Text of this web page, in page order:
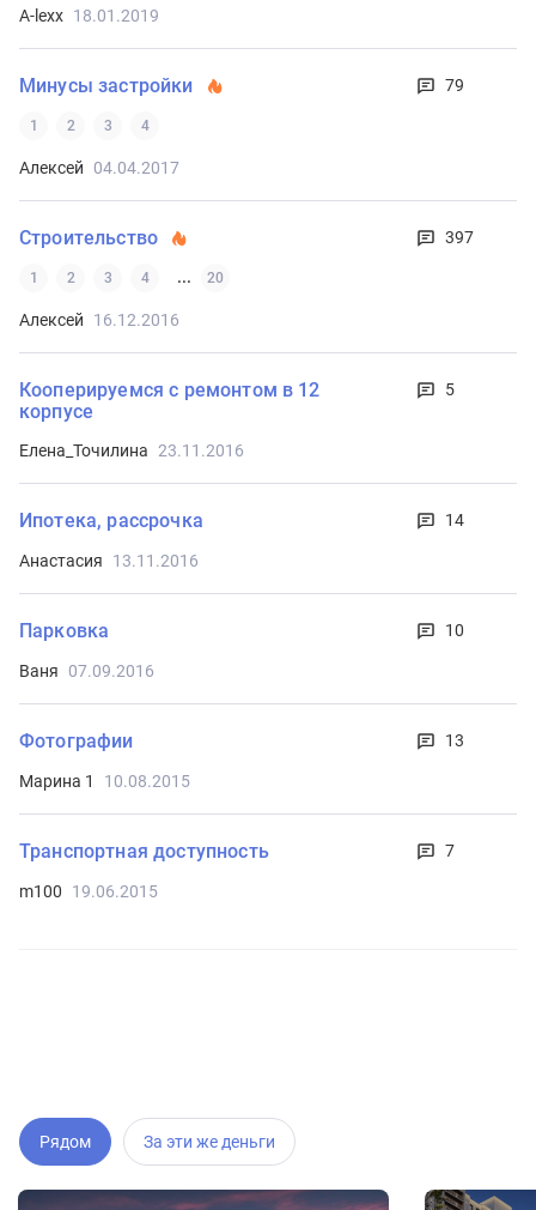
A-lexx 18.01.2019
Минусы застройки
1 2 3 4
79
Алексей 04.04.2017
Строительство
1 2 3 4 ... 20
397
Алексей 16.12.2016
Кооперируемся с ремонтом в 12
корпусе
5
Елена_Точилина 23.11.2016
Ипотека, рассрочка 14
Анастасия 13.11.2016
Парковка 10
Ваня 07.09.2016
Фотографии 13
Марина 1 10.08.2015
Транспортная доступность 7
m100 19.06.2015
Рядом За эти же деньги